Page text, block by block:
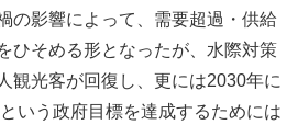
の影響によって、需要超過・供給
ひそめる形となったが、水際対策
観光客が回復し、更には2030年に
いう政府目標を達成するためには